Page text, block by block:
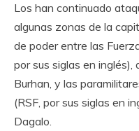
Los han continuado
algunas zonas de la
de poder entre las
por sus siglas en
Burhan, y las
(RSF, por sus siglas en
Dagalo.